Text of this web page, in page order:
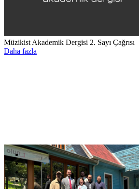
Müzikist Akademik Dergisi 2. Sayı Çağrısı
Daha fazla